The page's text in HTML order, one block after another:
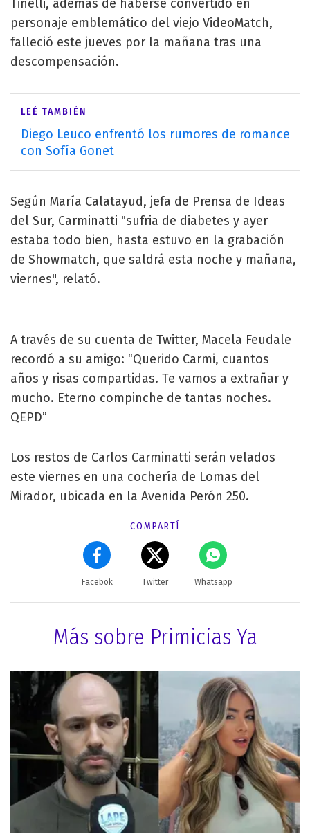
Tinelli, además de haberse convertido en
personaje emblemático del viejo VideoMatch,
falleció este jueves por la mañana tras una
descompensación.
LEÉ TAMBIÉN
Diego Leuco enfrentó los rumores de romance
con Sofía Gonet
Según María Calatayud, jefa de Prensa de Ideas
del Sur, Carminatti "sufria de diabetes y ayer
estaba todo bien, hasta estuvo en la grabación
de Showmatch, que saldrá esta noche y mañana,
viernes", relató.
A través de su cuenta de Twitter, Macela Feudale
recordó a su amigo: “Querido Carmi, cuantos
años y risas compartidas. Te vamos a extrañar y
mucho. Eterno compinche de tantas noches.
QEPD”
Los restos de Carlos Carminatti serán velados
este viernes en una cochería de Lomas del
Mirador, ubicada en la Avenida Perón 250.
COMPARTÍ
Facebok Twitter Whatsapp
Más sobre Primicias Ya